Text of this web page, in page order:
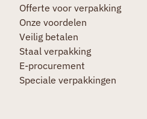
Offerte voor verpakking
Onze voordelen
Veilig betalen
Staal verpakking
E-procurement
Speciale verpakkingen